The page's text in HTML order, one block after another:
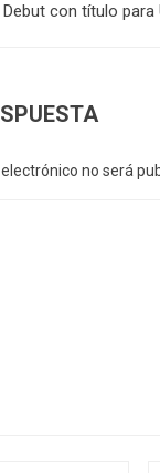
Debut con título para
no será